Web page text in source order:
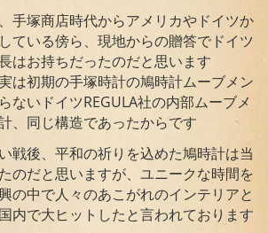
手塚商店時代からアメリカやドイツか
ている傍ら、現地からの贈答でドイツ
はお持ちだったのだと思います
は初期の手塚時計の鳩時計ムーブメン
ないドイツREGULA社の内部ムーブメ
、同じ構造であったからです
戦後、平和の祈りを込めた鳩時計は当
のだと思いますが、ユニークな時間を
の中で人々のあこがれのインテリアと
内で大ヒットしたと言われております